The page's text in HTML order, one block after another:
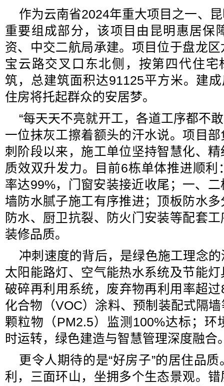
作为云南省2024年重大项目之一、
重要组成部分，该项目由昆明惠居保
资、中交二航局承建。项目位于盘龙
宝云路交叉口东北侧，按第四代住
筑，总建筑面积达91125平方米。建
住房将托起群众的安居梦。
“每天天不亮就开工，各道工序都不
一位抹灰工擦着额头的汗水说。项目
刺阶段以来，施工单位坚持智慧化、
质效双升发力。目前6栋单体推进顺
率达99%，门窗安装接近收尾；一、
墙防水腻子施工有序推进；顶板防水
防水、厨卫抗裂、防火门安装等配套
装修品质。
冲刺速度的背后，是绿色施工理念
太阳能路灯、空气能热水系统及节能
破碎再利用系统，废弃物再利用率超
化合物（VOC）涂料、预制装配式隔
颗粒物（PM2.5）监测100%达标；环
时运转，绿色建造与智慧管理深度融合
更令人期待的是“好房子”的居住品
利，三面环山，坐拥多个生态景观。